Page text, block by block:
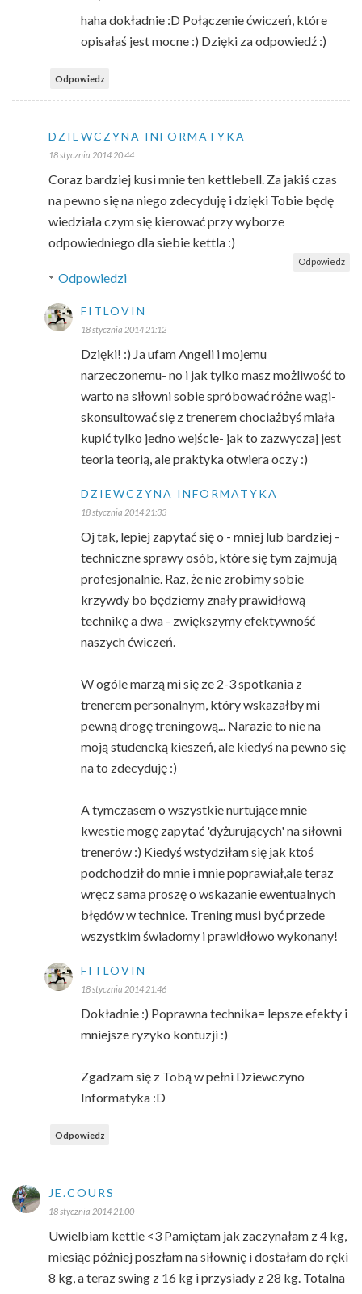
haha dokładnie :D Połączenie ćwiczeń, które
opisałaś jest mocne :) Dzięki za odpowiedź :)
Odpowiedz
DZIEWCZYNA INFORMATYKA
18 stycznia 2014 20:44
Coraz bardziej kusi mnie ten kettlebell. Za jakiś czas
na pewno się na niego zdecyduję i dzięki Tobie będę
wiedziała czym się kierować przy wyborze
odpowiedniego dla siebie kettla :)
Odpowiedz
Odpowiedzi
FITLOVIN
18 stycznia 2014 21:12
Dzięki! :) Ja ufam Angeli i mojemu
narzeczonemu- no i jak tylko masz możliwość to
warto na siłowni sobie spróbować różne wagi-
skonsultować się z trenerem chociażbyś miała
kupić tylko jedno wejście- jak to zazwyczaj jest
teoria teorią, ale praktyka otwiera oczy :)
DZIEWCZYNA INFORMATYKA
18 stycznia 2014 21:33
Oj tak, lepiej zapytać się o - mniej lub bardziej -
techniczne sprawy osób, które się tym zajmują
profesjonalnie. Raz, że nie zrobimy sobie
krzywdy bo będziemy znały prawidłową
technikę a dwa - zwiększymy efektywność
naszych ćwiczeń.
W ogóle marzą mi się ze 2-3 spotkania z
trenerem personalnym, który wskazałby mi
pewną drogę treningową... Narazie to nie na
moją studencką kieszeń, ale kiedyś na pewno się
na to zdecyduję :)
A tymczasem o wszystkie nurtujące mnie
kwestie mogę zapytać 'dyżurujących' na siłowni
trenerów :) Kiedyś wstydziłam się jak ktoś
podchodził do mnie i mnie poprawiał,ale teraz
wręcz sama proszę o wskazanie ewentualnych
błędów w technice. Trening musi być przede
wszystkim świadomy i prawidłowo wykonany!
FITLOVIN
18 stycznia 2014 21:46
Dokładnie :) Poprawna technika= lepsze efekty i
mniejsze ryzyko kontuzji :)
Zgadzam się z Tobą w pełni Dziewczyno
Informatyka :D
Odpowiedz
JE.COURS
18 stycznia 2014 21:00
Uwielbiam kettle <3 Pamiętam jak zaczynałam z 4 kg,
miesiąc później poszłam na siłownię i dostałam do ręki
8 kg, a teraz swing z 16 kg i przysiady z 28 kg. Totalna